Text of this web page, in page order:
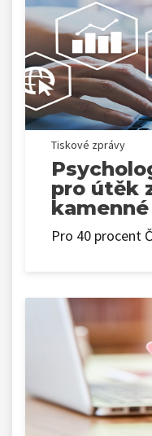
Tiskové zprávy
pro útěk
Pro 40 procent